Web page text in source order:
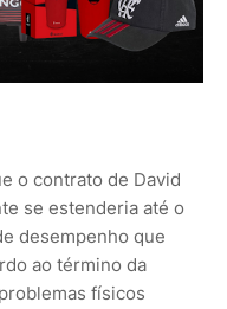
o contrato de David
se estenderia até o
desempenho que
ao término da
físicos